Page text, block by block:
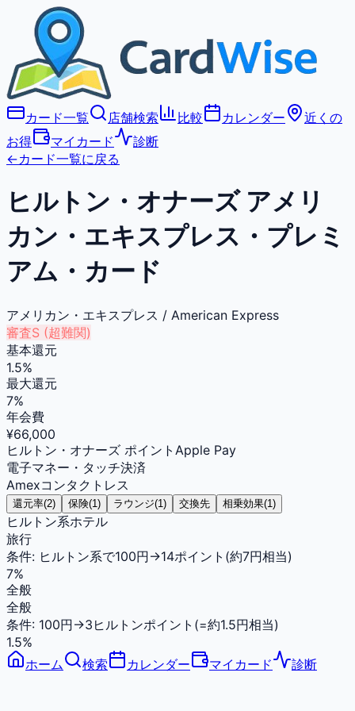
カード一覧 店舗検索 比較 カレンダー
近くの
お得
マイカード
診断
←カード一覧に戻る
ヒルトン・オナーズ アメリ
カン・エキスプレス・プレミ
アム・カード
アメリカン・エキスプレス / American Express
審査S (超難関)
基本還元
1.5%
最大還元
7%
年会費
¥66,000
ヒルトン・オナーズ ポイント Apple Pay
電子マネー・タッチ決済
Amexコンタクトレス
還元率(2) 保険(1 ) ラウンジ(1 ) 交換先 相乗効果(1 )
ヒルトン系ホテル
旅行
条件: ヒルトン系で100円→14ポイント(約7円相当)
7%
全般
全般
条件: 100円→3ヒルトンポイント(=約1.5円相当)
1.5%
ホーム
検索 カレンダー マイカード 診断